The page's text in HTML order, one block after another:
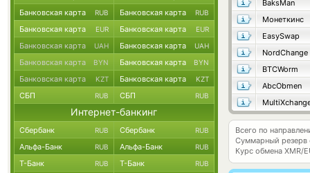
BaksMan
Монеткинс
EasySwap
NordChange
BTCWorm
AbcObmen
Всего по
Суммарный резерв
Курс обмена XMR/
Банковская карта RUB Банковская карта RUB
Банковская карта EUR Банковская карта EUR
Банковская карта UAH Банковская карта UAH
Банковская карта BYN Банковская карта BYN
Банковская карта KZT Банковская карта KZT
СБП RUB СБП RUB
Интернет-банкинг
Сбербанк RUB Сбербанк RUB
Альфа-Банк RUB Альфа-Банк RUB
Т-Банк RUB Т-Банк RUB